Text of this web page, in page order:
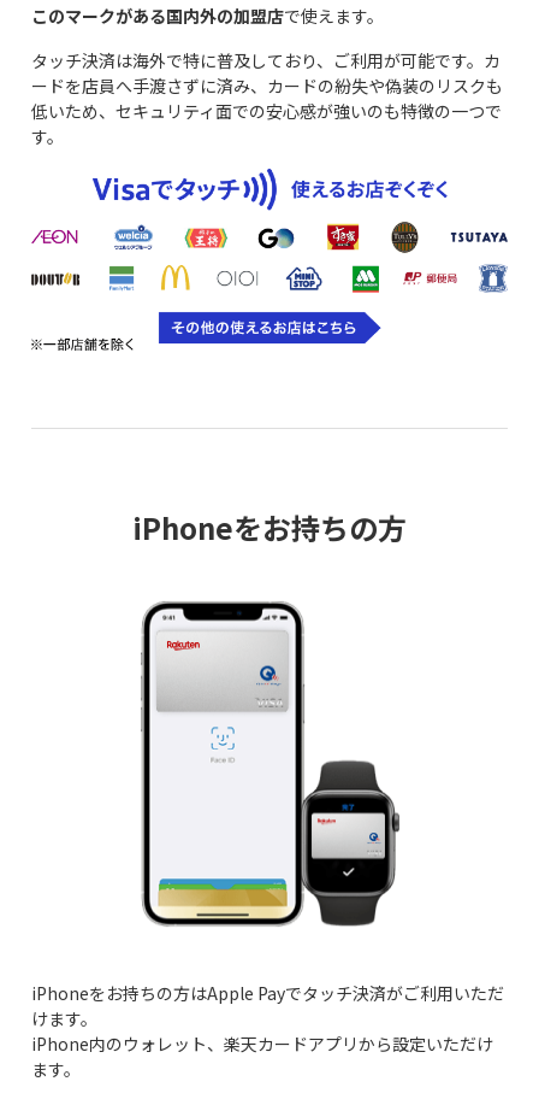
このマークがある国内外の加盟店で使えます。
タッチ決済は海外で特に普及しており、ご利用が可能です。カ
ードを店員へ手渡さずに済み、カードの紛失や偽装のリスクも
低いため、セキュリティ面での安心感が強いのも特徴の一つで
す。
iPhoneをお持ちの方
iPhoneをお持ちの方はApple Payでタッチ決済がご利用いただ
けます。
iPhone内のウォレット、楽天カードアプリから設定いただけ
ます。